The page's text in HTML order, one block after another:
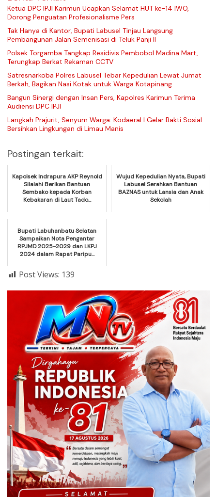
Ketua DPC IPJI Karimun Ucapkan Selamat HUT ke-14 IWO,
Dorong Penguatan Profesionalisme Pers
Tak Hanya di Kantor, Bupati Labusel Tinjau Langsung
Pembangunan Jalan Semenisasi di Teluk Panji II
Polsek Torgamba Tangkap Residivis Pembobol Madina Mart,
Terungkap Berkat Rekaman CCTV
Satresnarkoba Polres Labusel Tebar Kepedulian Lewat Jumat
Berkah, Bagikan Nasi Kotak untuk Warga Kotapinang
Bangun Sinergi dengan Insan Pers, Kapolres Karimun Terima
Audiensi DPC IPJI
Langkah Prajurit, Senyum Warga: Kodaeral I Gelar Bakti Sosial
Bersihkan Lingkungan di Limau Manis
Postingan terkait:
Kapolsek Indrapura AKP Reynold
Silalahi Berikan Bantuan
Sembako kepada Korban
Kebakaran di Laut Tado...
Wujud Kepedulian Nyata, Bupati
Labusel Serahkan Bantuan
BAZNAS untuk Lansia dan Anak
Sekolah
Bupati Labuhanbatu Selatan
Sampaikan Nota Pengantar
RPJMD 2025-2029 dan LKPJ
2024 dalam Rapat Paripu...
Post Views: 139